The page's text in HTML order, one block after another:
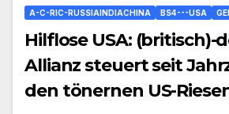
A-C-RIC-RUSSIAINDIACHINA BS4---USA
Hilflose USA: (britisch)-
Allianz steuert seit
den tönernen US-